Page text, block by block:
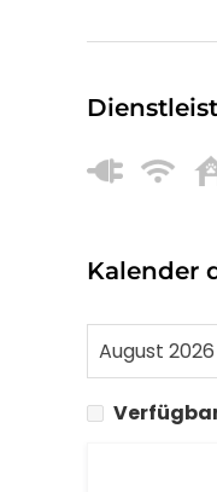
Kalender